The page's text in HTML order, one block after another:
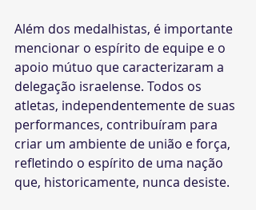
Além dos medalhistas, é importante
mencionar o espírito de equipe e o
apoio mútuo que caracterizaram a
delegação israelense. Todos os
atletas, independentemente de suas
performances, contribuíram para
criar um ambiente de união e força,
refletindo o espírito de uma nação
que, historicamente, nunca desiste.